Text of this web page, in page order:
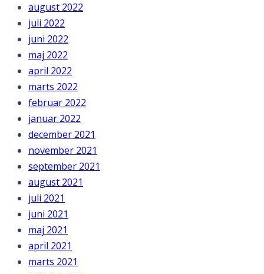
august 2022
juli 2022
juni 2022
maj 2022
april 2022
marts 2022
februar 2022
januar 2022
december 2021
november 2021
september 2021
august 2021
juli 2021
juni 2021
maj 2021
april 2021
marts 2021